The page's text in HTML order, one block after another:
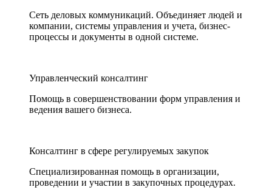
Сеть деловых коммуникаций. Объединяет людей и
компании, системы управления и учета, бизнес-
процессы и документы в одной системе.
Управленческий консалтинг
Помощь в совершенствовании форм управления и
ведения вашего бизнеса.
Консалтинг в сфере регулируемых закупок
Специализированная помощь в организации,
проведении и участии в закупочных процедурах.